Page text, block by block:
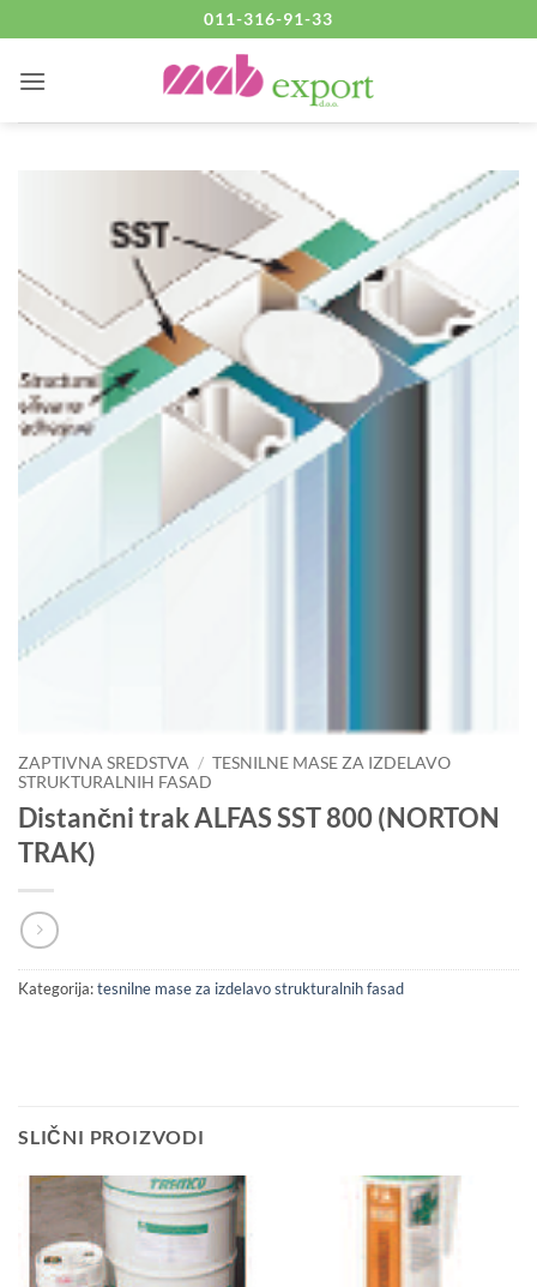
to
content
011-316-91-33
ZAPTIVNA SREDSTVA / TESNILNE MASE ZA IZDELAVO
STRUKTURALNIH FASAD
Distančni trak ALFAS SST 800 (NORTON
TRAK)
Kategorija:tesnilne mase za izdelavo strukturalnih fasad
SLIČNI PROIZVODI